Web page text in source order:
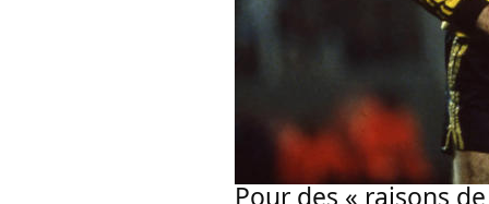
Pour des « raisons